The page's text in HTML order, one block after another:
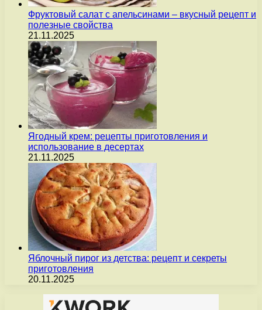
Фруктовый салат с апельсинами – вкусный рецепт и
полезные свойства
21.11.2025
Ягодный крем: рецепты приготовления и
использование в десертах
21.11.2025
Яблочный пирог из детства: рецепт и секреты
приготовления
20.11.2025